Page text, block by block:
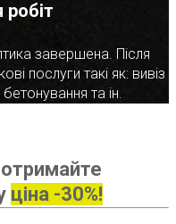
завершена. Після
послуги такі як: вивіз
та ін.
отримайте
ціна -30%!